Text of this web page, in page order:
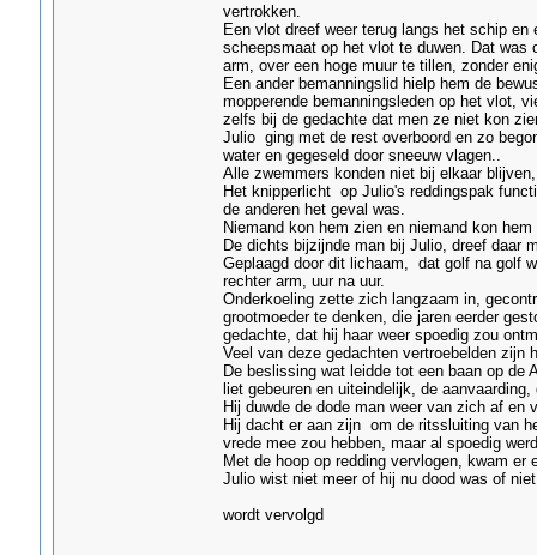
vertrokken.
Een vlot dreef weer terug langs het schip
scheepsmaat op het vlot te duwen. Dat was
arm, over een hoge muur te tillen, zonder
Een ander bemanningslid hielp hem de
mopperende bemanningsleden op het vlot,
zelfs bij de gedachte dat men ze niet kon
Julio ging met de rest overboord en zo
water en gegeseld door sneeuw vlagen..
Alle zwemmers konden niet bij elkaar
Het knipperlicht op Julio's reddingspak
de anderen het geval was.
Niemand kon hem zien en niemand kon hem
De dichts bijzijnde man bij Julio, dreef daar
Geplaagd door dit lichaam, dat golf na golf
rechter arm, uur na uur.
Onderkoeling zette zich langzaam in,
grootmoeder te denken, die jaren eerder
gedachte, dat hij haar weer spoedig zou
Veel van deze gedachten vertroebelden zijn
De beslissing wat leidde tot een baan op de
liet gebeuren en uiteindelijk, de
Hij duwde de dode man weer van zich af
Hij dacht er aan zijn om de ritssluiting van
vrede mee zou hebben, maar al spoedig
Met de hoop op redding vervlogen, kwam er
Julio wist niet meer of hij nu dood was of
wordt vervolgd